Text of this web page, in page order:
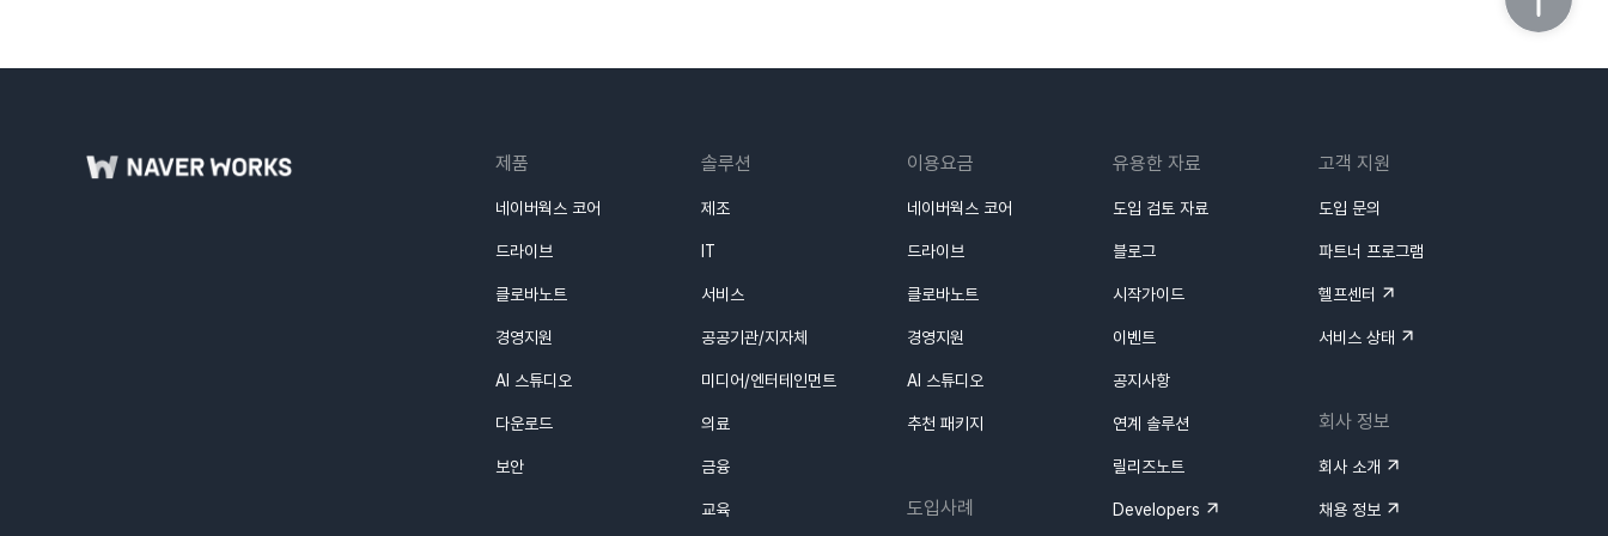
제품
네이버웍스 코어
드라이브
클로바노트
경영지원
AI 스튜디오
다운로드
보안
솔루션
제조
IT
서비스
공공기관/지자체
미디어/엔터테인먼트
의료
금융
교육
이용요금
네이버웍스 코어
드라이브
클로바노트
경영지원
AI 스튜디오
추천 패키지
도입사례
유용한 자료
도입 검토 자료
블로그
시작가이드
이벤트
공지사항
연계 솔루션
릴리즈노트
Developers
고객 지원
도입 문의
파트너 프로그램
헬프센터
서비스 상태
회사 정보
회사 소개
채용 정보